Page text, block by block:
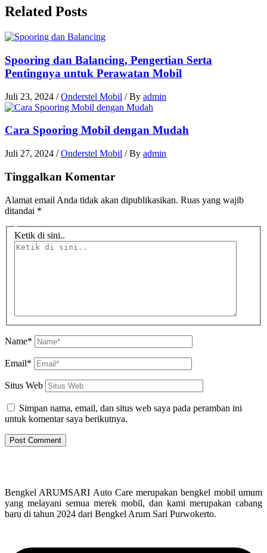
Related Posts
Spooring dan Balancing, Pengertian Serta
Pentingnya untuk Perawatan Mobil
Juli 23, 2024 /Onderstel Mobil / By admin
Cara Spooring Mobil dengan Mudah
Juli 27, 2024 /Onderstel Mobil / By admin
Tinggalkan Komentar
Alamat email Anda tidak akan dipublikasikan. Ruas yang wajib
ditandai *
Ketik di sini..
Name*
Email*
Situs Web
Simpan nama, email, dan situs web saya pada peramban ini
untuk komentar saya berikutnya.
Bengkel ARUMSARI Auto Care merupakan bengkel mobil umum
yang melayani semua merek mobil, dan kami merupakan cabang
baru di tahun 2024 dari Bengkel Arum Sari Purwokerto.